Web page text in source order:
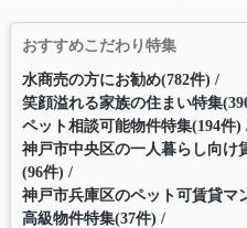
おすすめこだわり特集
水商売の方にお勧め(782件)
笑顔溢れる家族の住まい特集
ペット相談可能物件特集(194件)
神戸市中央区の一人暮らし向け
(96件)
神戸市兵庫区のペット可賃貸マ
高級物件特集(37件)